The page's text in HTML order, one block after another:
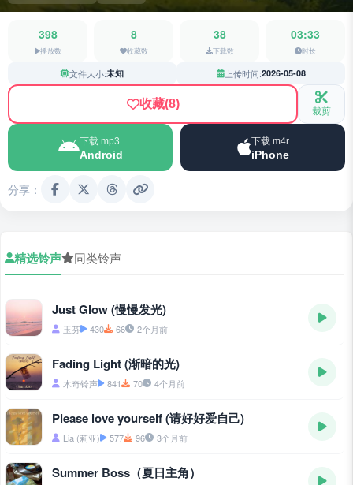
398
播放数
8
收藏数
38
下载数
03:33
时长
文件大小:未知 上传时间:2026-05-08
收藏(8) 裁剪
下载 mp3
Android
下载 m4r
iPhone
分享：
精选铃声 同类铃声
Just Glow (慢慢发光)
玉芬 430 66 2个月前
Fading Light (渐暗的光)
木奇铃声 841 70 4个月前
Please love yourself (请好好爱自己)
Lia (莉亚) 577 96 3个月前
Summer Boss（夏日主角）